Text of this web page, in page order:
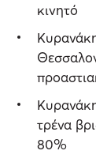
κινητό
τρένα
80%